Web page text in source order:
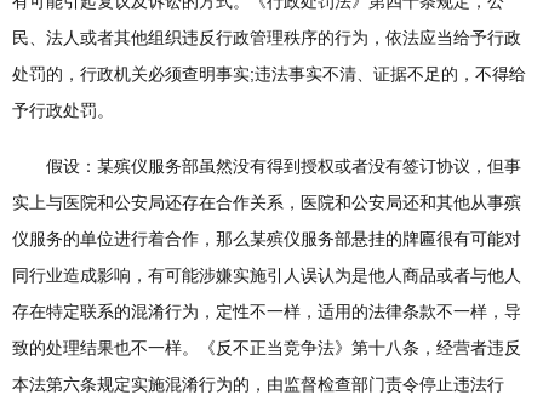
民、法人或者其他组织违反行政管理秩序的行为，依法应当给予行政
处罚的，行政机关必须查明事实;违法事实不清、证据不足的，不得给
予行政处罚。
假设：某殡仪服务部虽然没有得到授权或者没有签订协议，但事
实上与医院和公安局还存在合作关系，医院和公安局还和其他从事殡
仪服务的单位进行着合作，那么某殡仪服务部悬挂的牌匾很有可能对
同行业造成影响，有可能涉嫌实施引人误认为是他人商品或者与他人
存在特定联系的混淆行为，定性不一样，适用的法律条款不一样，导
致的处理结果也不一样。《反不正当竞争法》第十八条，经营者违反
本法第六条规定实施混淆行为的，由监督检查部门责令停止违法行